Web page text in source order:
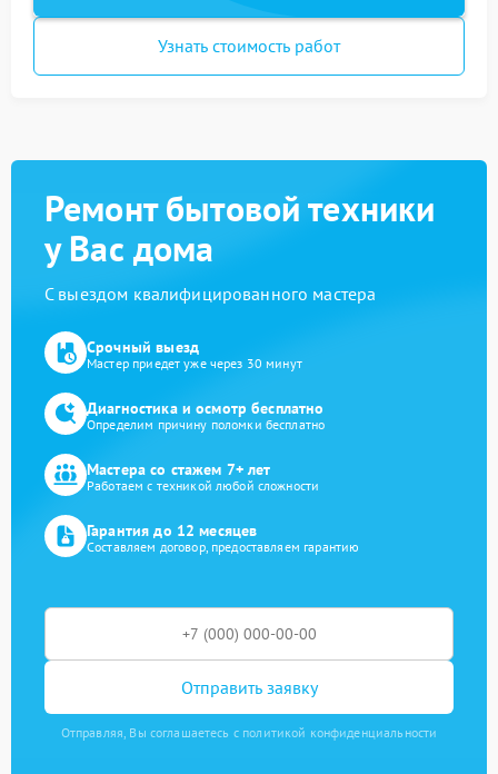
Узнать стоимость работ
Ремонт бытовой техники
у Вас дома
С выездом квалифицированного мастера
Срочный выезд
Мастер приедет уже через 30 минут
Диагностика и осмотр бесплатно
Определим причину поломки бесплатно
Мастера со стажем 7+ лет
Работаем с техникой любой сложности
Гарантия до 12 месяцев
Составляем договор, предоставляем гарантию
Отправить заявку
Отправляя, Вы соглашаетесь с политикой конфиденциальности